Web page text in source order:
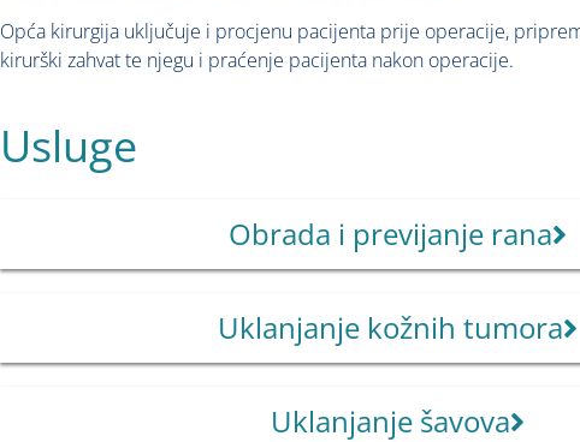
Opća kirurgija uključuje i procjenu pacijenta prije operacije,
kirurški zahvat te njegu i praćenje pacijenta nakon operacije.
Usluge
Obrada i previjanje rana
Uklanjanje kožnih tumora
Uklanjanje šavova